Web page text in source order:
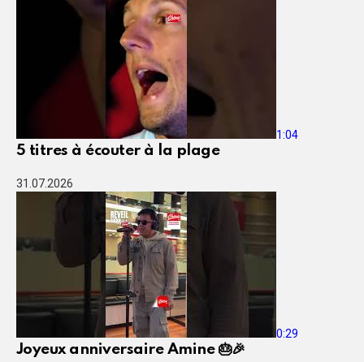
1:04
5 titres à écouter à la plage
31.07.2026
0:29
Joyeux anniversaire Amine 🎂🎉